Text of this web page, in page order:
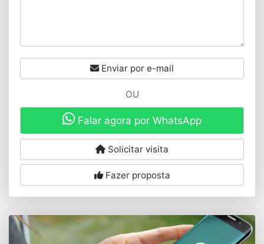
Enviar por e-mail
OU
Falar agora por WhatsApp
Solicitar visita
Fazer proposta